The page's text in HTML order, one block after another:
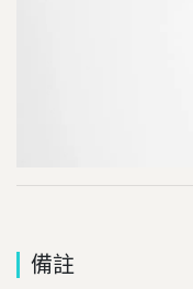
備註